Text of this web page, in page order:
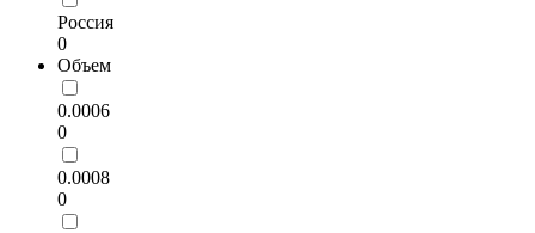
Россия
0
Объем
0.0006
0
0.0008
0